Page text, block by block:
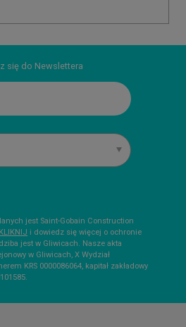
się do Newslettera
jest Saint-Gobain Construction
KLIKNIJ i dowiedz się więcej o ochronie
jest w Gliwicach. Nasze akta
w Gliwicach, X Wydział
KRS 0000086064, kapitał zakładowy